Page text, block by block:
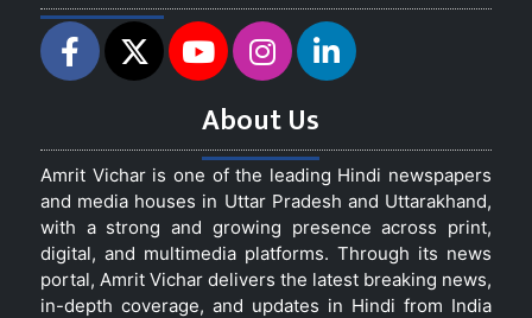
About Us
Amrit Vichar is one of the leading Hindi newspapers
and media houses in Uttar Pradesh and Uttarakhand,
with a strong and growing presence across print,
digital, and multimedia platforms. Through its news
portal, Amrit Vichar delivers the latest breaking news,
in-depth coverage, and updates in Hindi from India